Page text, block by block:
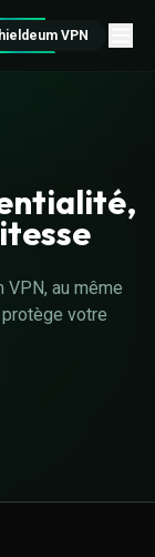
VPN
au même
votre